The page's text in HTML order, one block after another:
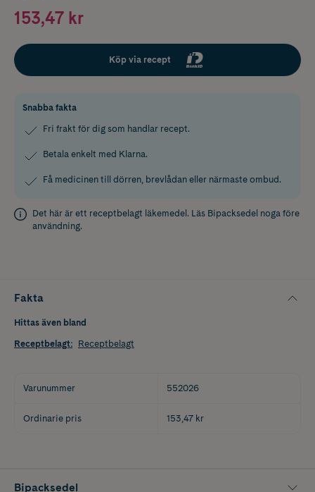
153,47 kr
Köp via recept
Snabba fakta
Fri frakt för dig som handlar recept.
Betala enkelt med Klarna.
Få medicinen till dörren, brevlådan eller närmaste ombud.
Det här är ett receptbelagt läkemedel. Läs Bipacksedel noga före
användning.
Fakta
Hittas även bland
Receptbelagt: Receptbelagt
Varunummer 552026
Ordinarie pris 153,47 kr
Bipacksedel